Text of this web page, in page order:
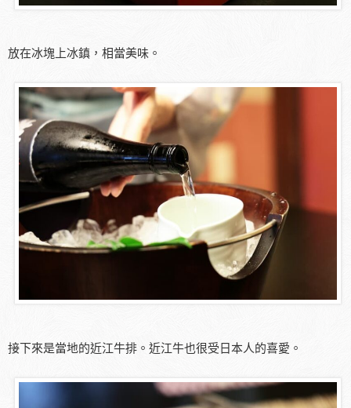
放在冰塊上冰鎮，相當美味。
接下來是當地的近江牛排。近江牛也很受日本人的喜愛。